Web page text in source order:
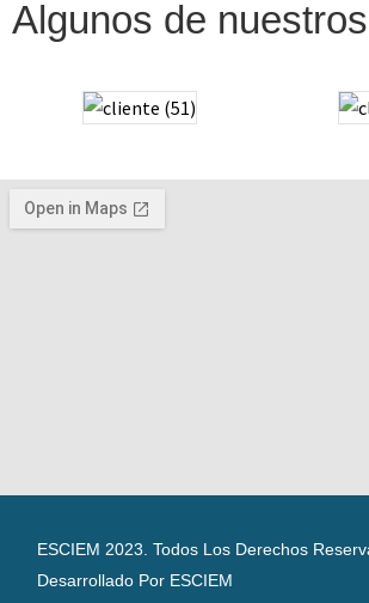
Algunos de nuestros
ESCIEM 2023. Todos Los Derechos
Desarrollado Por ESCIEM